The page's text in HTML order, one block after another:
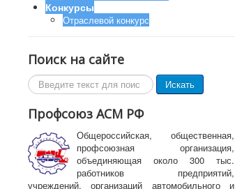
Конкурсы
Отраслевой конкурс
Поиск на сайте
Поиск
по
сайту
Искать
Профсоюз АСМ РФ
Общероссийская, общественная,
профсоюзная организация,
объединяющая около 300 тыс.
работников предприятий,
учреждений, организаций автомобильного и